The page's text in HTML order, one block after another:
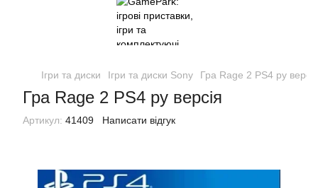
Ігри та диски Ігри та диски Sony Гра Rage 2 PS4 ру версія
Гра Rage 2 PS4 ру версія
Артикул: 41409 Написати відгук